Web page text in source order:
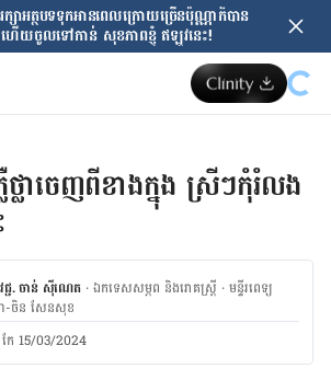
សាអត្ថបទទុកអានពេលក្រោយ​ច្រើនប៉ុណ្ណាក៏បាន
ើយចូលទៅកាន់ សុខភាពខ្ញុំ ឥឡូវនេះ!
លាចេញពីខាងក្នុង ស្រីៗកុំរំលង
ជ្ជ. ចាន់ ស៊ីណេត ·ឯកទេសសម្ភព និងរោគស្ត្រី ·ម​ន្ទីរពេទ្យ
ជា-ចិន សែនសុខ
កែ 15/03/2024